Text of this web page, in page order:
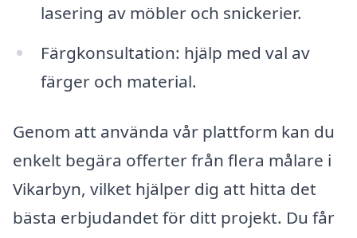
lasering av möbler och snickerier.
Färgkonsultation: hjälp med val av
färger och material.
Genom att använda vår plattform kan du
enkelt begära offerter från flera målare i
Vikarbyn, vilket hjälper dig att hitta det
bästa erbjudandet för ditt projekt. Du får